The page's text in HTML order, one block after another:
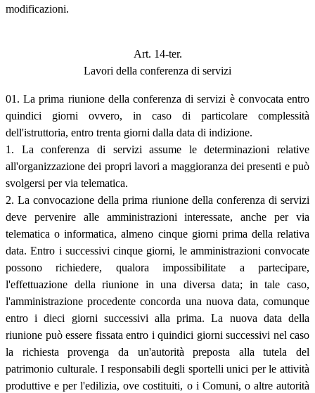
modificazioni.
Art. 14-ter.
Lavori della conferenza di servizi
01. La prima riunione della conferenza di servizi è convocata entro
quindici giorni ovvero, in caso di particolare complessità
dell'istruttoria, entro trenta giorni dalla data di indizione.
1. La conferenza di servizi assume le determinazioni relative
all'organizzazione dei propri lavori a maggioranza dei presenti e può
svolgersi per via telematica.
2. La convocazione della prima riunione della conferenza di servizi
deve pervenire alle amministrazioni interessate, anche per via
telematica o informatica, almeno cinque giorni prima della relativa
data. Entro i successivi cinque giorni, le amministrazioni convocate
possono richiedere, qualora impossibilitate a partecipare,
l'effettuazione della riunione in una diversa data; in tale caso,
l'amministrazione procedente concorda una nuova data, comunque
entro i dieci giorni successivi alla prima. La nuova data della
riunione può essere fissata entro i quindici giorni successivi nel caso
la richiesta provenga da un'autorità preposta alla tutela del
patrimonio culturale. I responsabili degli sportelli unici per le attività
produttive e per l'edilizia, ove costituiti, o i Comuni, o altre autorità